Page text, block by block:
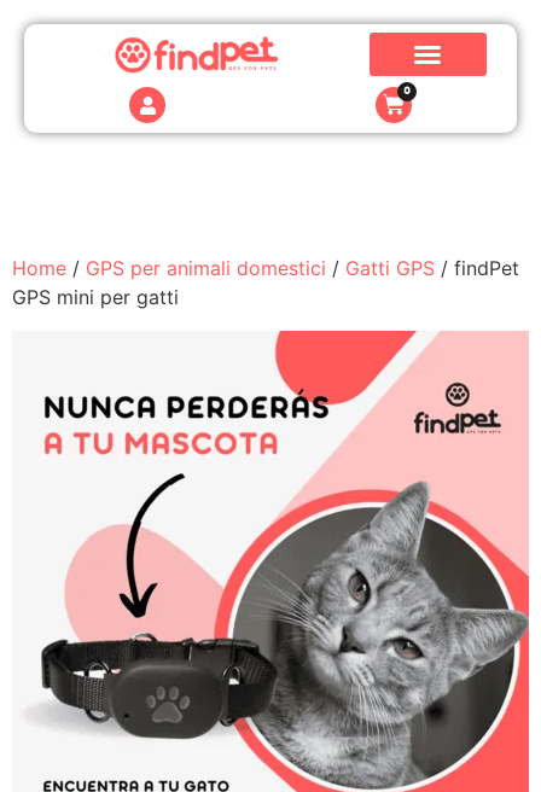
0
Home / GPS per animali domestici / Gatti GPS / findPet
GPS mini per gatti